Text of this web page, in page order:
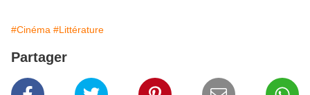
#Cinéma #Littérature
Partager